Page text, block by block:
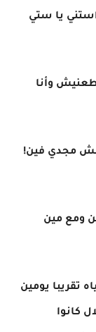
يا ستي
وأنا
مجدي فين!
ومع مين
تقريبا يومين
كانوا